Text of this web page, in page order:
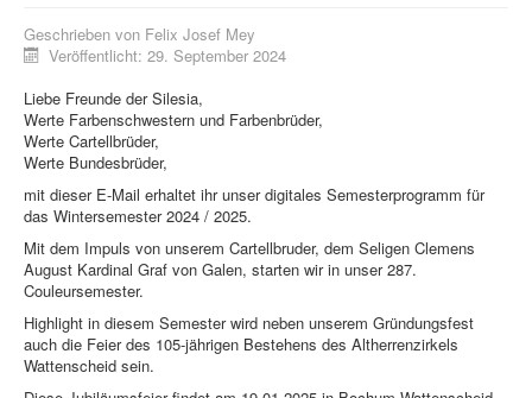
Geschrieben von Felix Josef Mey
Veröffentlicht: 29. September 2024
Liebe Freunde der Silesia,
Werte Farbenschwestern und Farbenbrüder,
Werte Cartellbrüder,
Werte Bundesbrüder,
mit dieser E-Mail erhaltet ihr unser digitales Semesterprogramm für
das Wintersemester 2024 / 2025.
Mit dem Impuls von unserem Cartellbruder, dem Seligen Clemens
August Kardinal Graf von Galen, starten wir in unser 287.
Couleursemester.
Highlight in diesem Semester wird neben unserem Gründungsfest
auch die Feier des 105-jährigen Bestehens des Altherrenzirkels
Wattenscheid sein.